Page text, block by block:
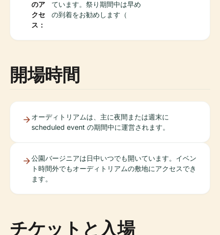
のア
クセ
ス：
ています。祭り期間中は早め
の到着をお勧めします（
開場時間
オーディトリアムは、主に夜間または週末に
scheduled event の期間中に運営されます。
公園バージニアは日中いつでも開いています。イベン
ト時間外でもオーディトリアムの敷地にアクセスでき
ます。
チケットと入場